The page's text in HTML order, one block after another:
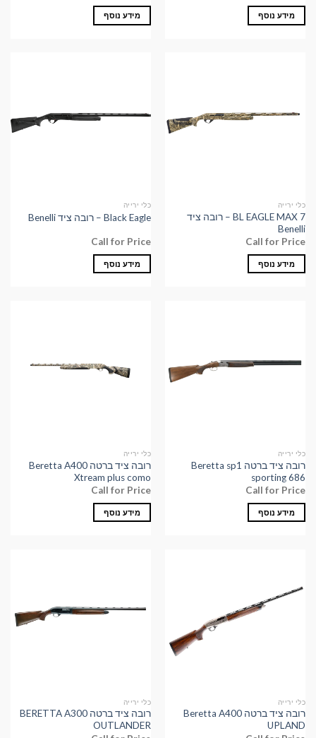
מידע נוסף מידע נוסף
כלי ירייה
BL EAGLE MAX 7 – רובה ציד
Benelli
Call for Price
מידע נוסף
כלי ירייה
Black Eagle – רובה ציד Benelli
Call for Price
מידע נוסף
כלי ירייה
רובה ציד ברטה Beretta sp1
sporting 686
Call for Price
מידע נוסף
כלי ירייה
רובה ציד ברטה Beretta A400
Xtream plus como
Call for Price
מידע נוסף
כלי ירייה
רובה ציד ברטה Beretta A400
UPLAND
כלי ירייה
רובה ציד ברטה BERETTA A300
OUTLANDER